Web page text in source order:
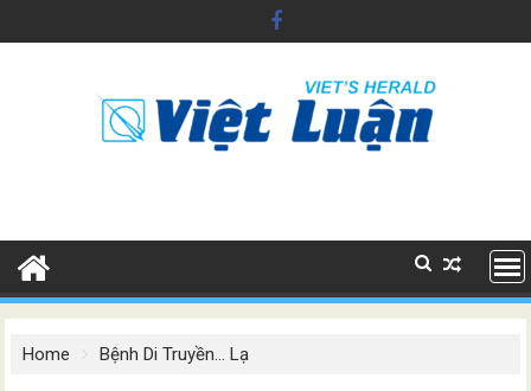
to
Home Bệnh Di Truyền… Lạ